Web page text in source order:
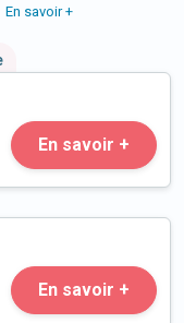
En savoir +
En savoir +
En savoir +